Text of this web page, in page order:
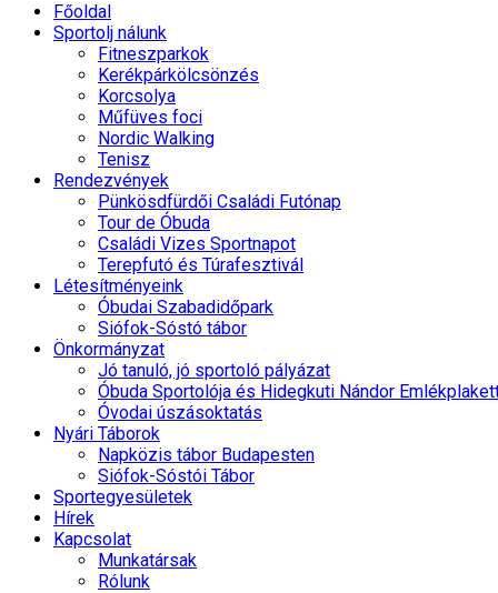
Főoldal
Sportolj nálunk
Fitneszparkok
Kerékpárkölcsönzés
Korcsolya
Műfüves foci
Nordic Walking
Tenisz
Rendezvények
Pünkösdfürdői Családi Futónap
Tour de Óbuda
Családi Vizes Sportnapot
Terepfutó és Túrafesztivál
Létesítményeink
Óbudai Szabadidőpark
Siófok-Sóstó tábor
Önkormányzat
Jó tanuló, jó sportoló pályázat
Óbuda Sportolója és Hidegkuti Nándor
Óvodai úszásoktatás
Nyári Táborok
Napközis tábor Budapesten
Siófok-Sóstói Tábor
Sportegyesületek
Hírek
Kapcsolat
Munkatársak
Rólunk